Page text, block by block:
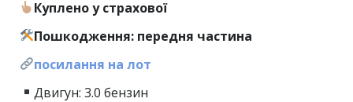
Куплено у страхової
Пошкодження: передня частина
посилання на лот
Двигун: 3.0 бензин